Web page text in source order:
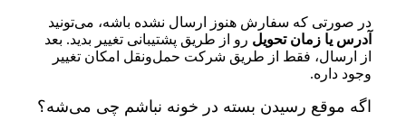
در صورتی که سفارش هنوز ارسال نشده باشه، می‌تونید
آدرس یا زمان تحویل رو از طریق پشتیبانی تغییر بدید. بعد
از ارسال، فقط از طریق شرکت حمل‌ونقل امکان تغییر
وجود داره.
اگه موقع رسیدن بسته در خونه نباشم چی می‌شه؟